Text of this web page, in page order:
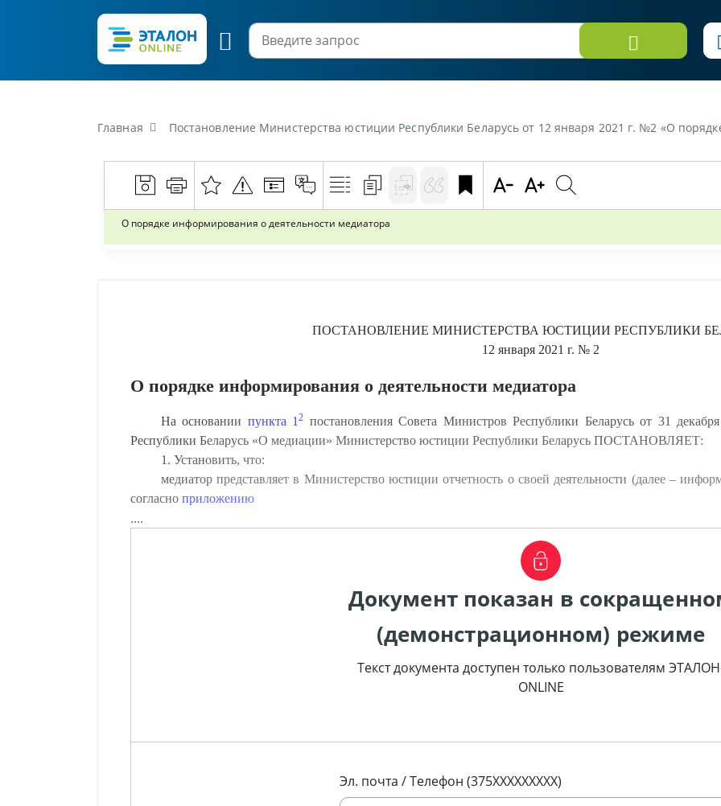
Главная Постановление Министерства юстиции Республики Беларусь от 12 января 2021 г. №2 «О
О порядке информирования о деятельности медиатора
ПОСТАНОВЛЕНИЕ МИНИСТЕРСТВА ЮСТИЦИИ РЕСПУБЛИКИ
12 января 2021 г. № 2
О порядке информирования о деятельности медиатора
На основании пункта 12 постановления Совета Министров Республики Беларусь от 31
Республики Беларусь «О медиации» Министерство юстиции Республики Беларусь ПОСТАНОВЛЯЕТ:
1. Установить, что:
медиатор представляет в Министерство юстиции отчетность о своей деятельности (далее –
согласно приложению
....
Документ показан в
(демонстрационном) режиме
Текст документа доступен только пользователям
ONLINE
Эл. почта / Телефон (375XXXXXXXXX)